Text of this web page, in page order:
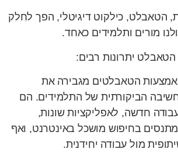
הטאבלט, כילקוט דיגיטלי, הפך לחלק
מורים ותלמידים כאחד.
יתרונות רבים:
הטאבלטים מגבירה את
הביקורתית של התלמידים. הם
חדשה, לאפליקציות שונות,
בחיפוש מושכל באינטרנט, ואף
מול עבודה יחידנית.